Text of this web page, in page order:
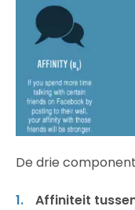
De drie
Affiniteit